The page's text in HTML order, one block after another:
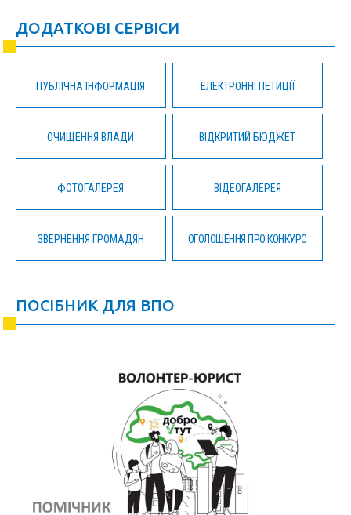
ДОДАТКОВІ СЕРВІСИ
ПУБЛІЧНА ІНФОРМАЦІЯ ЕЛЕКТРОННІ ПЕТИЦІЇ
ОЧИЩЕННЯ ВЛАДИ ВІДКРИТИЙ БЮДЖЕТ
ФОТОГАЛЕРЕЯ ВІДЕОГАЛЕРЕЯ
ЗВЕРНЕННЯ ГРОМАДЯН ОГОЛОШЕННЯ ПРО КОНКУРС
ПОСІБНИК ДЛЯ ВПО